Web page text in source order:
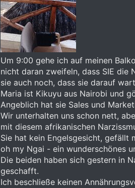
Um 9:00 gehe ich auf meinen
nicht daran zweifeln, dass SIE
sie auch noch, dass sie darauf
Maria ist Kikuyu aus Nairobi und
Angeblich hat sie Sales und
Wir unterhalten uns schon nett,
mit diesem afrikanischen
Sie hat kein Engelsgesicht, gefällt
oh my Ngai - ein wunderschönes
Die beiden haben sich gestern in
geschafft.
Ich beschließe keinen